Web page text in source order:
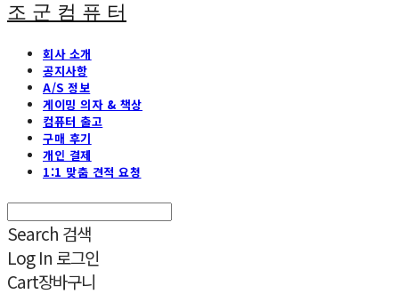
조 군 컴 퓨 터
회사 소개
공지사항
A/S 정보
게이밍 의자 & 책상
컴퓨터 출고
구매 후기
개인 결제
1:1 맞춤 견적 요청
Search 검색
Log In 로그인
Cart장바구니